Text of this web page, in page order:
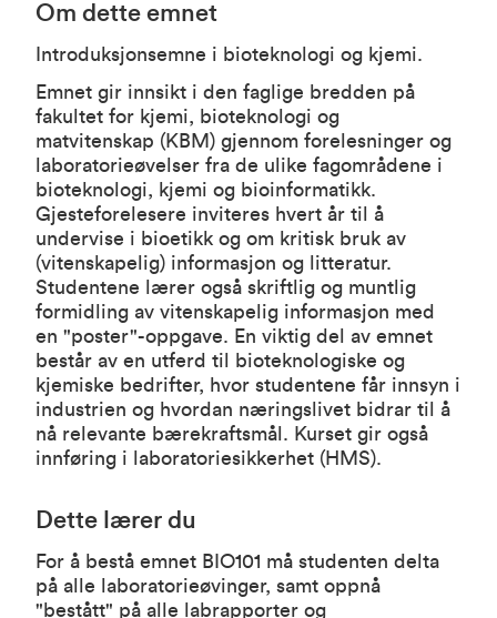
Om dette emnet
Introduksjonsemne i bioteknologi og kjemi.
Emnet gir innsikt i den faglige bredden på
fakultet for kjemi, bioteknologi og
matvitenskap (KBM) gjennom forelesninger og
laboratorieøvelser fra de ulike fagområdene i
bioteknologi, kjemi og bioinformatikk.
Gjesteforelesere inviteres hvert år til å
undervise i bioetikk og om kritisk bruk av
(vitenskapelig) informasjon og litteratur.
Studentene lærer også skriftlig og muntlig
formidling av vitenskapelig informasjon med
en "poster"-oppgave. En viktig del av emnet
består av en utferd til bioteknologiske og
kjemiske bedrifter, hvor studentene får innsyn i
industrien og hvordan næringslivet bidrar til å
nå relevante bærekraftsmål. Kurset gir også
innføring i laboratoriesikkerhet (HMS).
Dette lærer du
For å bestå emnet BIO101 må studenten delta
på alle laboratorieøvinger, samt oppnå
"bestått" på alle labrapporter og